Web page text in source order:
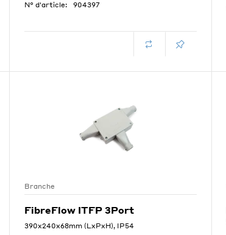
N° d'article: 904397
Branche
FibreFlow ITFP 3Port
390x240x68mm (LxPxH), IP54